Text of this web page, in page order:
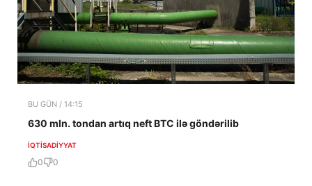
BU GÜN / 14:15
630 mln. tondan artıq neft BTC ilə göndərilib
İQTISADIYYAT
0 0